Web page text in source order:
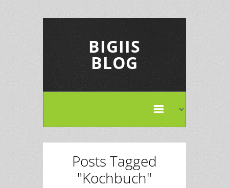
BIGIIS
BLOG
Posts Tagged
"Kochbuch"